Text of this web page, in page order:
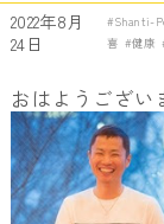
2022年8月
24日
Shanti-
喜
健康
おはようござい